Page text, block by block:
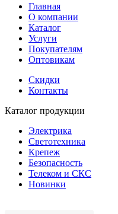
Главная
О компании
Каталог
Услуги
Покупателям
Оптовикам
Скидки
Контакты
Каталог продукции
Электрика
Светотехника
Крепеж
Безопасность
Телеком и СКС
Новинки